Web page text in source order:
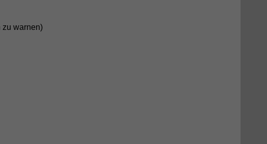
zu warnen)